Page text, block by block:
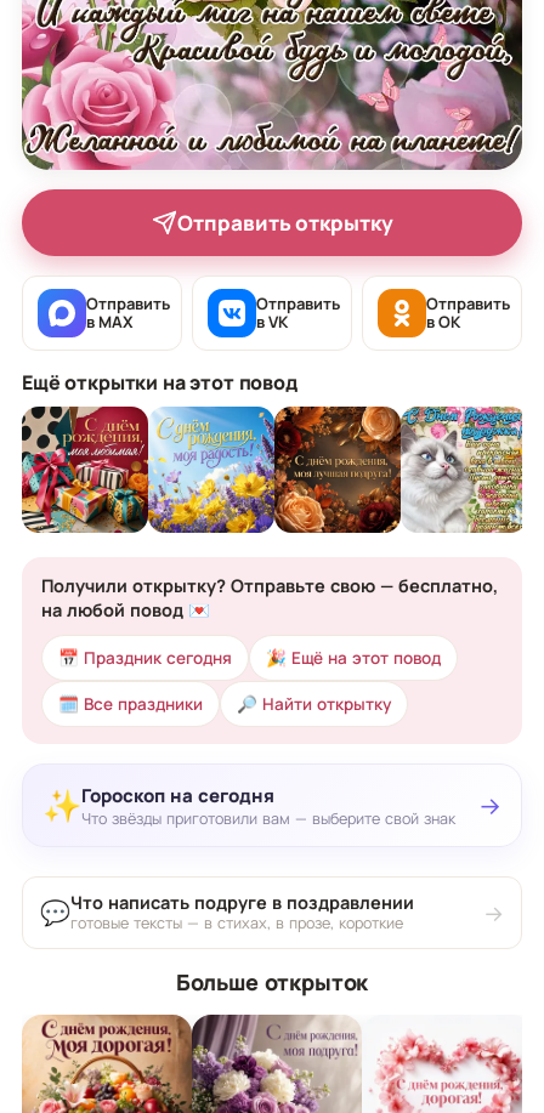
Отправить открытку
Отправить
в MAX
Отправить
в VK
Отправить
в OK
Ещё открытки на этот повод
Получили открытку? Отправьте свою — бесплатно,
на любой повод 💌
📅 Праздник сегодня 🎉 Ещё на этот повод
🗓 Все праздники 🔎 Найти открытку
✨Гороскоп на сегодня
Что звёзды приготовили вам — выберите свой знак →
💬Что написать подруге в поздравлении
готовые тексты — в стихах, в прозе, короткие →
Больше открыток